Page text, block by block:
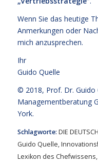
Wenn Sie das heutige
Anmerkungen oder
mich anzusprechen.
Ihr
Guido Quelle
© 2018, Prof. Dr. Guido
Managementberatung
York.
Schlagworte: DIE
Guido Quelle,
Lexikon des Chefwissens,